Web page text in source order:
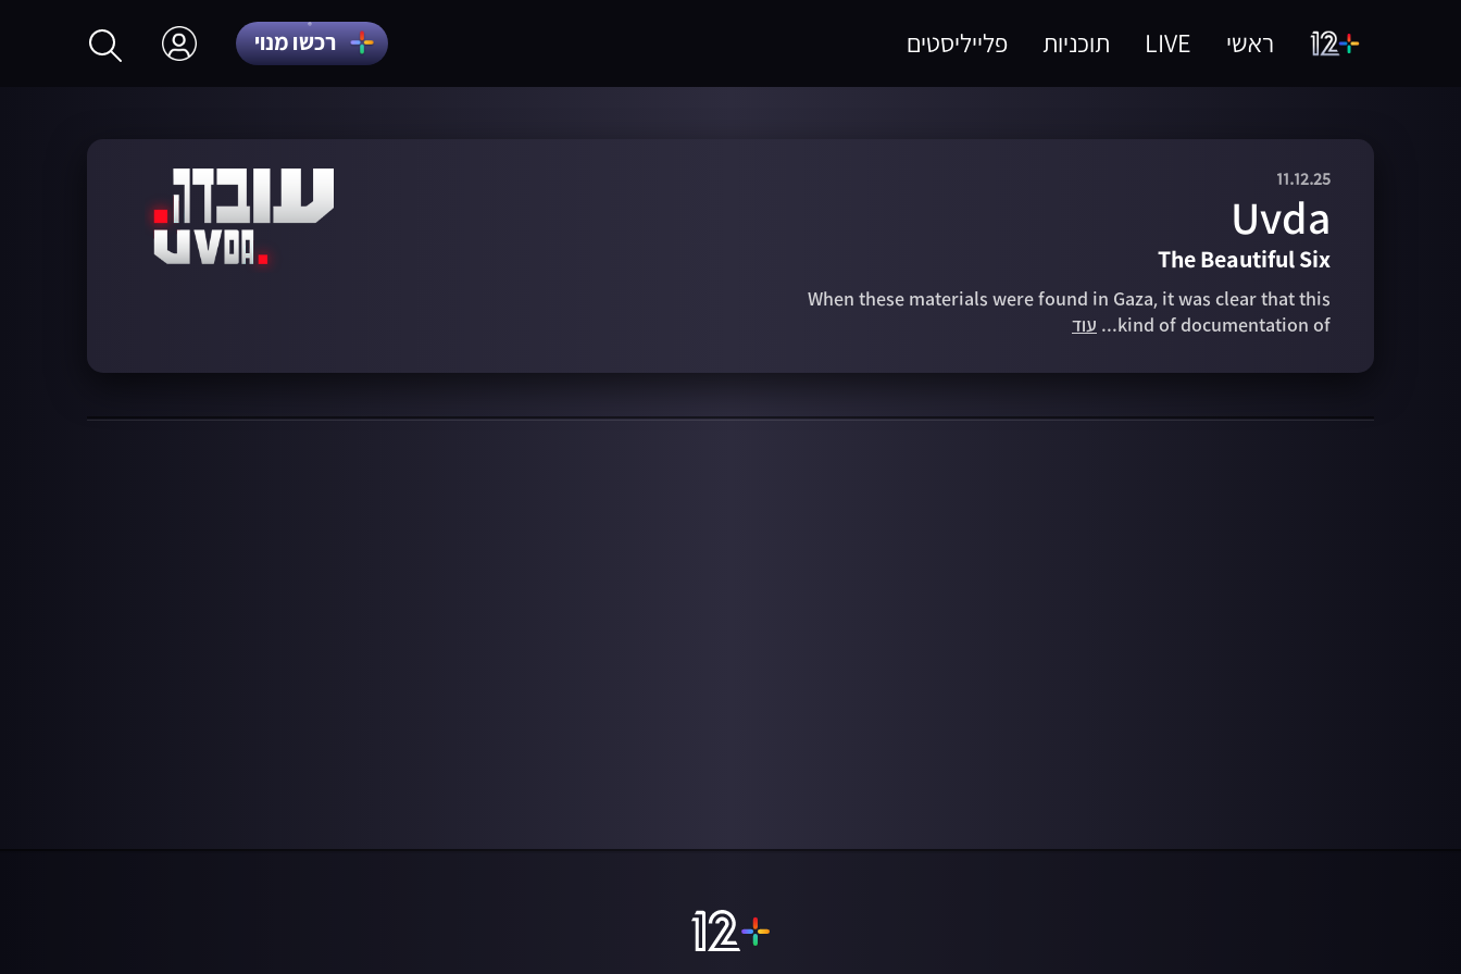
ראשי LIVE תוכניות פלייליסטים רכשו מנוי
הרשמה
11.12.25
Uvda
The Beautiful Six
When these materials were found in Gaza, it was clear that this
kind of documentation of...
עוד